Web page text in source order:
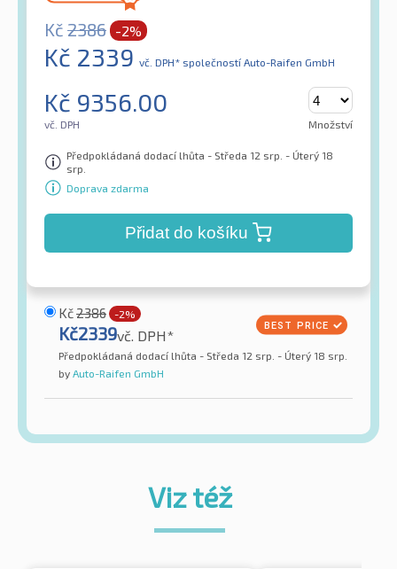
Kč 2386 -2%
Kč 2339 vč. DPH* společností Auto-Raifen GmbH
Kč 9356.00
vč. DPH Množství
Předpokládaná dodací lhůta - Středa 12 srp. - Úterý 18
srp.
Doprava zdarma
Přidat do košíku
Kč2386 -2%
Kč2339vč. DPH*
Předpokládaná dodací lhůta - Středa 12 srp. - Úterý 18 srp.
by Auto-Raifen GmbH
Viz též